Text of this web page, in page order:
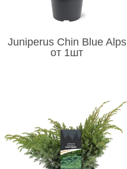
Juniperus Chin Blue Alps
от 1шт